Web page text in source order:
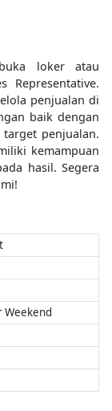
loker atau
Representative.
penjualan di
baik dengan
penjualan.
kemampuan
hasil. Segera
Weekend